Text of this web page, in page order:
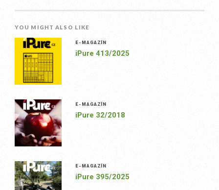
YOU MIGHT ALSO LIKE
E-MAGAZÍN
iPure 413/2025
E-MAGAZÍN
iPure 32/2018
E-MAGAZÍN
iPure 395/2025